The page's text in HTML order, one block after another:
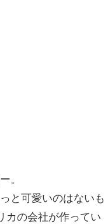
。
と可愛いのはないも
カの会社が作ってい